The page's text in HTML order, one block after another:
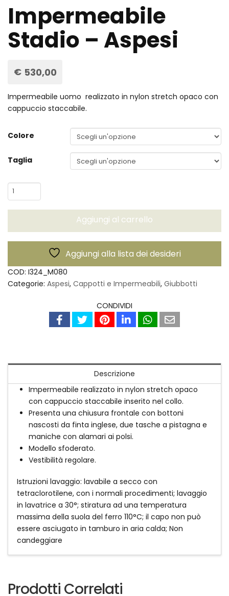
Impermeabile
Stadio – Aspesi
€ 530,00
Impermeabile uomo realizzato in nylon stretch opaco con
cappuccio staccabile.
Colore
Taglia
Impermeabile
Stadio
-
quantità
Aggiungi al carrello
Aggiungi alla lista dei desideri
COD: I324_M080
Categorie: Aspesi, Cappotti e Impermeabili, Giubbotti
CONDIVIDI
Descrizione
Impermeabile realizzato in nylon stretch opaco
con cappuccio staccabile inserito nel collo.
Presenta una chiusura frontale con bottoni
nascosti da finta inglese, due tasche a pistagna e
maniche con alamari ai polsi.
Modello sfoderato.
Vestibilità regolare.
Istruzioni lavaggio: lavabile a secco con
tetraclorotilene, con i normali procedimenti; lavaggio
in lavatrice a 30°; stiratura ad una temperatura
massima della suola del ferro 110°C; il capo non può
essere asciugato in tamburo in aria calda; Non
candeggiare
Prodotti Correlati